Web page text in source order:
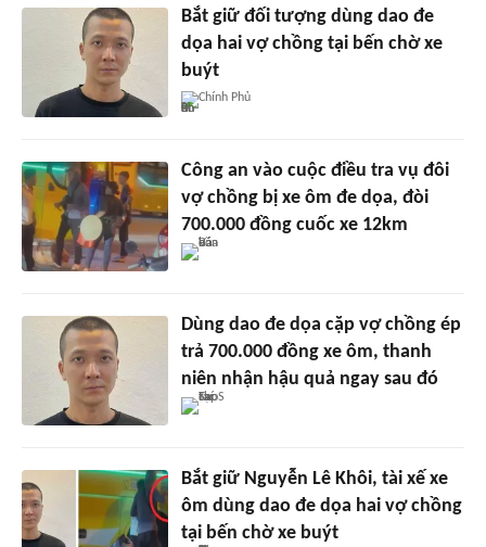
Bắt giữ đối tượng dùng dao đe
dọa hai vợ chồng tại bến chờ xe
buýt
Chính Phủ
Công an vào cuộc điều tra vụ đôi
vợ chồng bị xe ôm đe dọa, đòi
700.000 đồng cuốc xe 12km
Dùng dao đe dọa cặp vợ chồng ép
trả 700.000 đồng xe ôm, thanh
niên nhận hậu quả ngay sau đó
Bắt giữ Nguyễn Lê Khôi, tài xế xe
ôm dùng dao đe dọa hai vợ chồng
tại bến chờ xe buýt